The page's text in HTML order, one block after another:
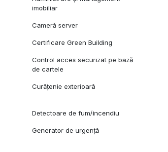
imobiliar
Cameră server
Certificare Green Building
Control acces securizat pe bază
de cartele
Curățenie exterioară
Detectoare de fum/incendiu
Generator de urgență